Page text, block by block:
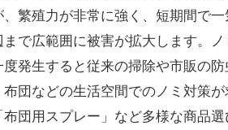
、繁殖力が非常に強く、短期間で
まで広範囲に被害が拡大します。
度発生すると従来の掃除や市販の
布団などの生活空間でのノミ対策
布団用スプレー」など多様な商品